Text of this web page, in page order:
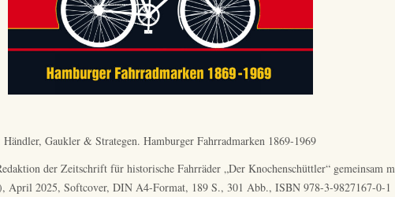
Gaukler & Strategen. Hamburger Fahrradmarken 1869-1969
der Zeitschrift für historische Fahrräder „Der Knochenschüttler“ gemeinsam
April 2025, Softcover, DIN A4-Format, 189 S., 301 Abb., ISBN 978-3-9827167-0-1